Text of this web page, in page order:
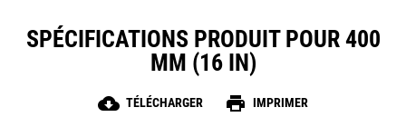
SPÉCIFICATIONS PRODUIT POUR 400
MM (16 IN)
cloud_download TÉLÉCHARGER print IMPRIMER